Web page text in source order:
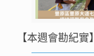
【本週會勘紀實】